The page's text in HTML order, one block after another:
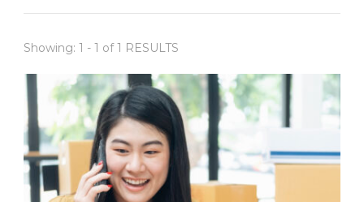
Showing: 1 - 1 of 1 RESULTS